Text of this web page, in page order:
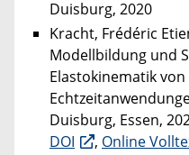
Duisburg, 2020
Kracht, Frédéric
Modellbildung und
Elastokinematik
Duisburg, Essen,
DOI
, Online